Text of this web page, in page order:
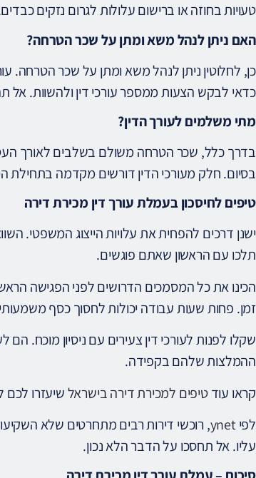
טעויות בחוזה או ברישום עלולות לגרום נזקים
האם ניתן לנהל משא ומתן על שכר הטרחה?
כן, לחלוטין ניתן לנהל משא ומתן על שכר הטרחה.
כדאי לבקש הצעות ממספר עורכי דין ולהשוות.
מתי משלמים לעורך הדין?
בדרך כלל, שכר הטרחה משולם בשלבים לאורך
בסיום. חלק מעורכי הדין דורשים מקדמה
טיפים לחיסכון בעמלת עורך דין מכירת דירה
ישנן דרכים להפחית את עלויות הייצוג המשפטי.
תלכו עם הראשון שאתם פוגשים.
הכינו את כל המסמכים הדרושים לפני הפגישה
זמן. פחות שעות עבודה יכולות לחסוך כסף
שקלו לפנות לעורכי דין צעירים עם ניסיון מוכח.
ההמלצות שלהם בקפידה.
קראו עודטיפים למכירת דירה בישראלשיעזרו לכם
לפיynet, רוכשי דירות רבים מתחרטים שלא
עליו. אל תחסכו על הדבר הלא נכון.